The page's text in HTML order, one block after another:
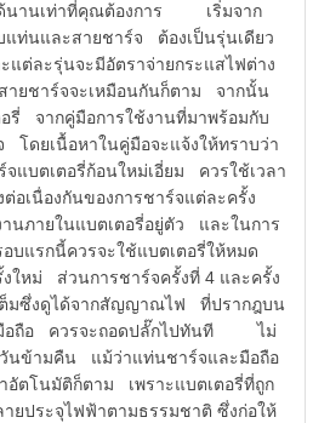
ด้นานเท่าที่คุณต้องการ เริ่มจาก
ท่นและสายชาร์จ ต้องเป็นรุ่นเดียว
แต่ละรุ่นจะมีอัตราจ่ายกระแสไฟต่าง
ยชาร์จจะเหมือนกันก็ตาม จากนั้น
รี่ จากคู่มือการใช้งานที่มาพร้อมกับ
โดยเนื้อหาในคู่มือจะแจ้งให้ทราบว่า
จแบตเตอรี่ก้อนใหม่เอี่ยม ควรใช้เวลา
เนื่องกันของการชาร์จแต่ละครั้ง
านภายในแบตเตอรี่อยู่ตัว และในการ
บแรกนี้ควรจะใช้แบตเตอรี่ให้หมด
งใหม่ ส่วนการชาร์จครั้งที่ 4 และครั้ง
ต็มซึ่งดูได้จากสัญญาณไฟ ที่ปรากฎบน
มือถือ ควรจะถอดปลั๊กไปทันที ไม่
วันข้ามคืน แม้ว่าแท่นชาร์จและมือถือ
อัตโนมัติก็ตาม เพราะแบตเตอรี่ที่ถูก
ยประจุไฟฟ้าตามธรรมชาติ ซึ่งก่อให้